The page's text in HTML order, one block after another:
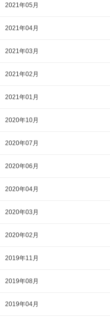
2021年05月
2021年04月
2021年03月
2021年02月
2021年01月
2020年10月
2020年07月
2020年06月
2020年04月
2020年03月
2020年02月
2019年11月
2019年08月
2019年04月